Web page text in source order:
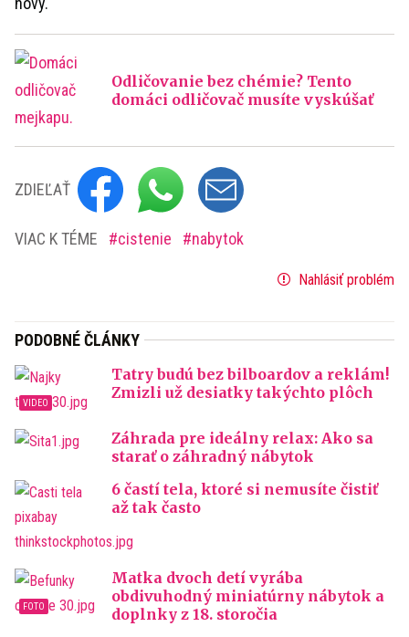
Odličovanie bez chémie? Tento
domáci odličovač musíte vyskúšať
ZDIEĽAŤ
VIAC K TÉME cistenie nabytok
Nahlásiť problém
PODOBNÉ ČLÁNKY
Tatry budú bez bilboardov a reklám!
Zmizli už desiatky takýchto plôch
Záhrada pre ideálny relax: Ako sa
starať o záhradný nábytok
6 častí tela, ktoré si nemusíte čistiť
až tak často
Matka dvoch detí vyrába
obdivuhodný miniatúrny nábytok a
doplnky z 18. storočia